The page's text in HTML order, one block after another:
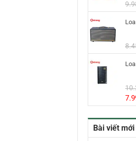
Loa
Loa
Giá
là:
Bài viết mới